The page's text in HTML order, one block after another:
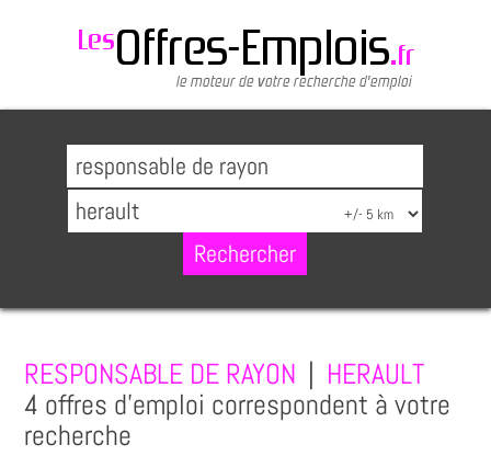
RESPONSABLE DE RAYON
HERAULT
4 offres d'emploi correspondent à votre
recherche